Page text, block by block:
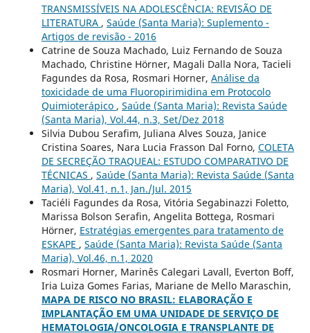
TRANSMISSÍVEIS NA ADOLESCÊNCIA: REVISÃO DE
LITERATURA , Saúde (Santa Maria): Suplemento -
Artigos de revisão - 2016
Catrine de Souza Machado, Luiz Fernando de Souza
Machado, Christine Hörner, Magali Dalla Nora, Tacieli
Fagundes da Rosa, Rosmari Horner, Análise da
toxicidade de uma Fluoropirimidina em Protocolo
Quimioterápico , Saúde (Santa Maria): Revista Saúde
(Santa Maria), Vol.44, n.3, Set/Dez 2018
Silvia Dubou Serafim, Juliana Alves Souza, Janice
Cristina Soares, Nara Lucia Frasson Dal Forno, COLETA
DE SECREÇÃO TRAQUEAL: ESTUDO COMPARATIVO DE
TÉCNICAS , Saúde (Santa Maria): Revista Saúde (Santa
Maria), Vol.41, n.1, Jan./Jul. 2015
Taciéli Fagundes da Rosa, Vitória Segabinazzi Foletto,
Marissa Bolson Serafin, Angelita Bottega, Rosmari
Hörner, Estratégias emergentes para tratamento de
ESKAPE , Saúde (Santa Maria): Revista Saúde (Santa
Maria), Vol.46, n.1, 2020
Rosmari Horner, Marinês Calegari Lavall, Everton Boff,
Iria Luiza Gomes Farias, Mariane de Mello Maraschin,
MAPA DE RISCO NO BRASIL: ELABORAÇÃO E
IMPLANTAÇÃO EM UMA UNIDADE DE SERVIÇO DE
HEMATOLOGIA/ONCOLOGIA E TRANSPLANTE DE